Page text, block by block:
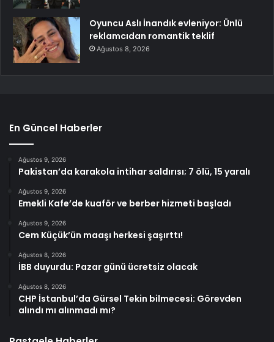
Oyuncu Aslı İnandık evleniyor: Ünlü
reklamcıdan romantik teklif
Ağustos 8, 2026
En Güncel Haberler
Ağustos 9, 2026
Pakistan’da karakola intihar saldırısı; 7 ölü, 15 yaralı
Ağustos 9, 2026
Emekli Kafe’de kuaför ve berber hizmeti başladı
Ağustos 9, 2026
Cem Küçük’ün maaşı herkesi şaşırttı!
Ağustos 8, 2026
İBB duyurdu: Pazar günü ücretsiz olacak
Ağustos 8, 2026
CHP İstanbul’da Gürsel Tekin bilmecesi: Görevden
alındı mı alınmadı mı?